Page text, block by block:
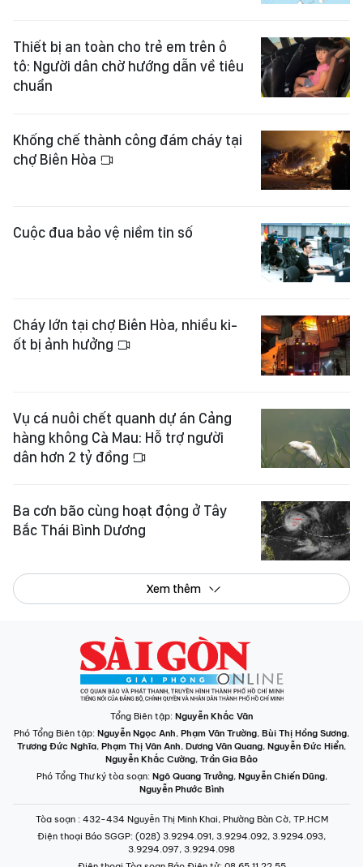
Thiết bị an toàn cho trẻ em trên ô
tô: Người dân chờ hướng dẫn về tiêu
chuẩn
Khống chế thành công đám cháy tại
chợ Biên Hòa
Cuộc đua bảo vệ niềm tin số
Cháy lớn tại chợ Biên Hòa, nhiều ki-
ốt bị ảnh hưởng
Vụ cá nuôi chết quanh dự án Cảng
hàng không Cà Mau: Hỗ trợ người
dân hơn 2 tỷ đồng
Ba cơn bão cùng hoạt động ở Tây
Bắc Thái Bình Dương
Xem thêm
Tổng Biên tập: Nguyễn Khắc Văn
Phó Tổng Biên tập: Nguyễn Ngọc Anh, Phạm Văn Trường, Bùi Thị Hồng Sương,
Trương Đức Nghĩa, Phạm Thị Vân Anh, Dương Văn Quang, Nguyễn Đức Hiển,
Nguyễn Khắc Cường, Trần Gia Bảo
Phó Tổng Thư ký tòa soạn: Ngô Quang Trưởng, Nguyễn Chiến Dũng,
Nguyễn Phước Bình
Tòa soạn : 432-434 Nguyễn Thị Minh Khai, Phường Bàn Cờ, TP.HCM
Điện thoại Báo SGGP: (028) 3.9294.091, 3.9294.092, 3.9294.093,
3.9294.097, 3.9294.098